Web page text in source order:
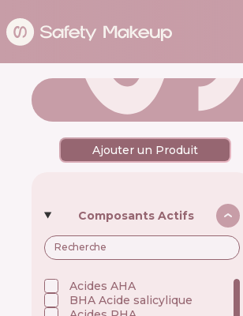
Ajouter un Produit
Composants Actifs
Acides AHA
BHA Acide salicylique